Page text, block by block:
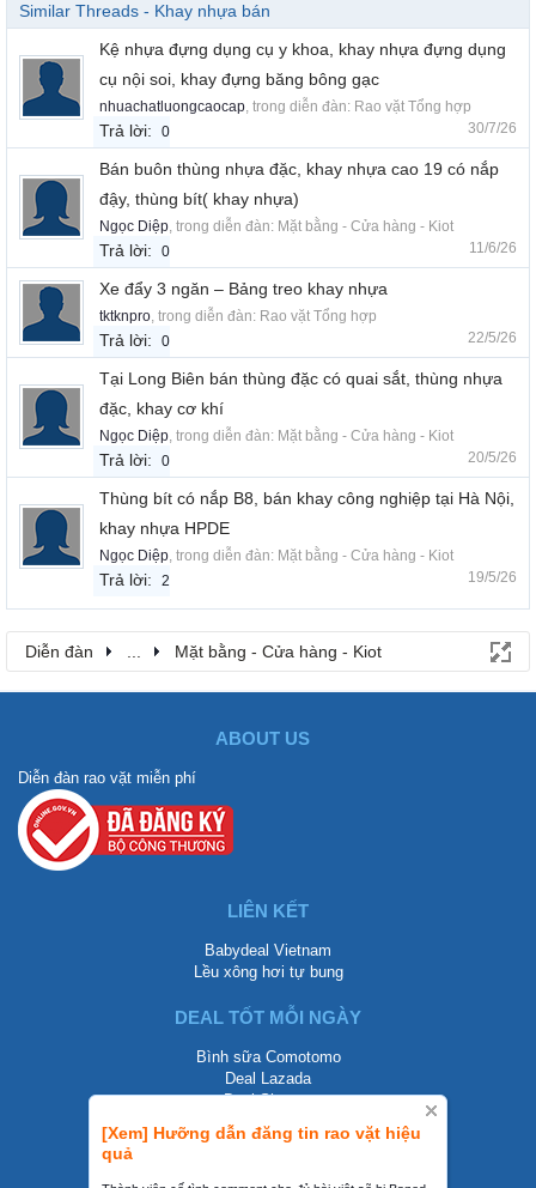
[Xem] Hưỡng dẫn đăng tin rao vặt hiệu
quả
Similar Threads - Khay nhựa bán
Kệ nhựa đựng dụng cụ y khoa, khay nhựa đựng dụng
cụ nội soi, khay đựng băng bông gạc
nhuachatluongcaocap, trong diễn đàn: Rao vặt Tổng hợp
Trả lời: 0 30/7/26
Bán buôn thùng nhựa đặc, khay nhựa cao 19 có nắp
đậy, thùng bít( khay nhựa)
Ngọc Diệp, trong diễn đàn: Mặt bằng - Cửa hàng - Kiot
Trả lời: 0 11/6/26
Xe đẩy 3 ngăn – Bảng treo khay nhựa
tktknpro, trong diễn đàn: Rao vặt Tổng hợp
Trả lời: 0 22/5/26
Tại Long Biên bán thùng đặc có quai sắt, thùng nhựa
đặc, khay cơ khí
Ngọc Diệp, trong diễn đàn: Mặt bằng - Cửa hàng - Kiot
Trả lời: 0 20/5/26
Thùng bít có nắp B8, bán khay công nghiệp tại Hà Nội,
khay nhựa HPDE
Ngọc Diệp, trong diễn đàn: Mặt bằng - Cửa hàng - Kiot
Trả lời: 2 19/5/26
Diễn đàn ... Mặt bằng - Cửa hàng - Kiot
ABOUT US
Diễn đàn rao vặt miễn phí
LIÊN KẾT
Babydeal Vietnam
Lều xông hơi tự bung
DEAL TỐT MỖI NGÀY
Bình sữa Comotomo
Deal Lazada
Deal Shopee
LIÊN HỆ